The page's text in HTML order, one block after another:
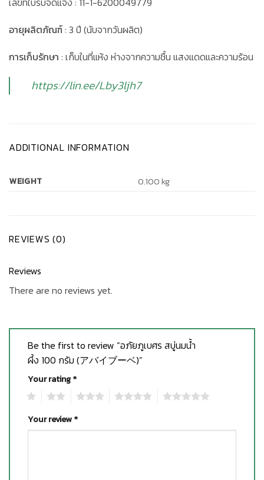
อายุผลิตภัณฑ์: 3 ปี (นับจากวันผลิต)
การเก็บรักษา : เก็บในที่แห้ง ห่างจากความชื้น แสงแดดและความร้อน
https://lin.ee/Lby3ljh7
ADDITIONAL INFORMATION
WEIGHT 0.100 kg
REVIEWS (0)
Reviews
There are no reviews yet.
Be the first to review “อภัยภูเบศร สบู่นมน้ำ
ผึ้ง 100 กรัม (アバイブーベ)”
Your rating*
Your review*